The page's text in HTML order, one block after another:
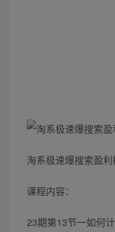
淘系极速爆搜索盈
课程内容：
23期第13节一如何